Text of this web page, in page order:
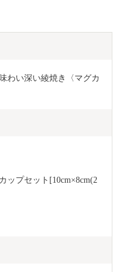
わい深い綾焼き〈マグカ
ップセット[10cm×8cm(2